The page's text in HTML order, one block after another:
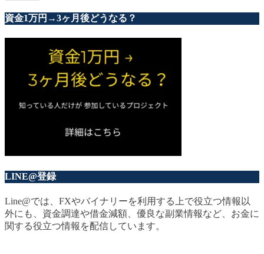
資金1万円→3ヶ月後どうなる？
LINE@登録
Line@では、FXやバイナリーを利用する上で役立つ情報以
外にも、資金調達や借金減額、優良な副業情報など、お金に
関する役立つ情報を配信しています。